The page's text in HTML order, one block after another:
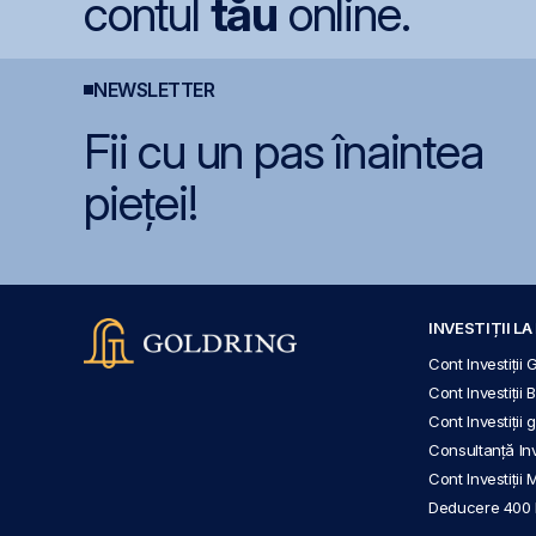
contul tău online.
NEWSLETTER
Fii cu un pas înaintea
pieței!
INVESTIȚII LA
Cont Investiții
Cont Investiții
Cont Investiții
Consultanță
Cont Investiții
Deducere 400